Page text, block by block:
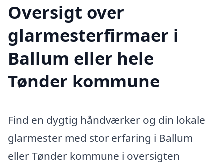
Oversigt over
glarmesterfirmaer i
Ballum eller hele
Tønder kommune
Find en dygtig håndværker og din lokale
glarmester med stor erfaring i Ballum
eller Tønder kommune i oversigten